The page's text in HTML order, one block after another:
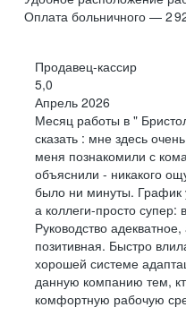
Оплата больничного — 2
Продавец-кассир
5,0
Апрель 2026
Месяц работы в "
сказать : мне здесь
меня познакомили с
объяснили - никакого
было ни минуты. График
а коллеги-просто супер:
Руководство
позитивная. Быстро
хорошей системе
данную компанию тем,
комфортную рабочую